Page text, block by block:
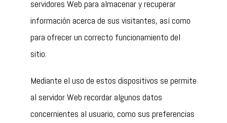
servidores Web para almacenar y recuperar
información acerca de sus visitantes, así como
para ofrecer un correcto funcionamiento del
sitio.
Mediante el uso de estos dispositivos se permite
al servidor Web recordar algunos datos
concernientes al usuario, como sus preferencias